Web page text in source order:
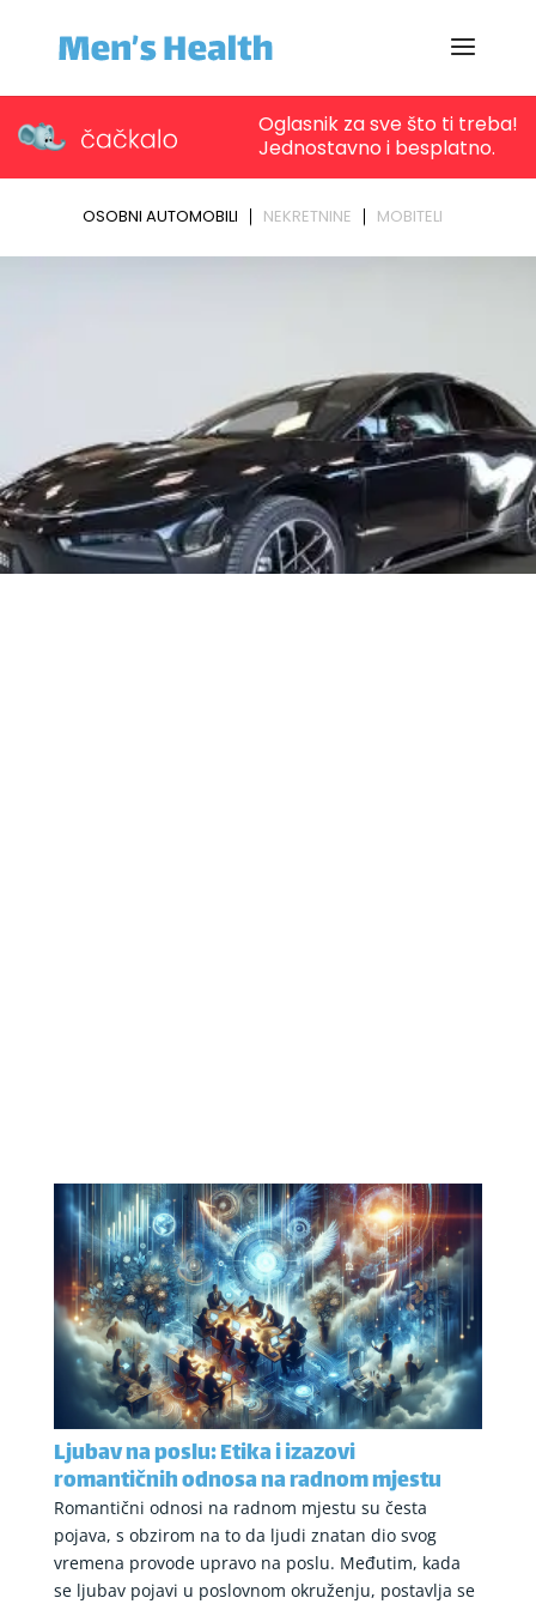
Ljubav na poslu: Etika i izazovi
romantičnih odnosa na radnom mjestu
Romantični odnosi na radnom mjestu su česta
pojava, s obzirom na to da ljudi znatan dio svog
vremena provode upravo na poslu. Međutim, kada
se ljubav pojavi u poslovnom okruženju, postavlja se